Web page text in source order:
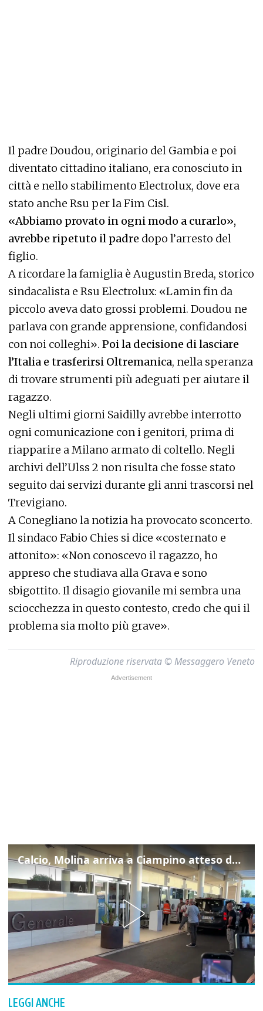
Il padre Doudou, originario del Gambia e poi
diventato cittadino italiano, era conosciuto in
città e nello stabilimento Electrolux, dove era
stato anche Rsu per la Fim Cisl.
«Abbiamo provato in ogni modo a curarlo»,
avrebbe ripetuto il padre dopo l’arresto del
figlio.
A ricordare la famiglia è Augustin Breda, storico
sindacalista e Rsu Electrolux: «Lamin fin da
piccolo aveva dato grossi problemi. Doudou ne
parlava con grande apprensione, confidandosi
con noi colleghi». Poi la decisione di lasciare
l’Italia e trasferirsi Oltremanica, nella speranza
di trovare strumenti più adeguati per aiutare il
ragazzo.
Negli ultimi giorni Saidilly avrebbe interrotto
ogni comunicazione con i genitori, prima di
riapparire a Milano armato di coltello. Negli
archivi dell’Ulss 2 non risulta che fosse stato
seguito dai servizi durante gli anni trascorsi nel
Trevigiano.
A Conegliano la notizia ha provocato sconcerto.
Il sindaco Fabio Chies si dice «costernato e
attonito»: «Non conoscevo il ragazzo, ho
appreso che studiava alla Grava e sono
sbigottito. Il disagio giovanile mi sembra una
sciocchezza in questo contesto, credo che qui il
problema sia molto più grave».
Riproduzione riservata © Messaggero Veneto
Calcio, Molina arriva a Ciampino atteso dalla Roma
LEGGI ANCHE